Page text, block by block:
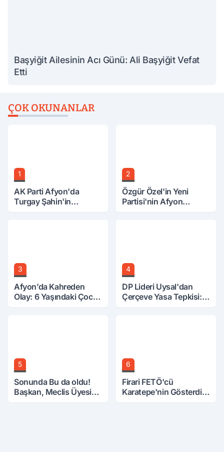
Başyiğit Ailesinin Acı Günü: Ali Başyiğit Vefat
Etti
ÇOK OKUNANLAR
1
AK Parti Afyon'da
Turgay Şahin'in
2
Özgür Özel'in Yeni
Partisi'nin Afyon
3
Afyon’da Kahreden
Olay: 6 Yaşındaki Çocuk
4
DP Lideri Uysal'dan
Çerçeve Yasa Tepkisi:
5
Sonunda Bu da oldu!
Başkan, Meclis Üyesini
6
Firari FETÖ'cü
Karatepe'nin Gösterdiği